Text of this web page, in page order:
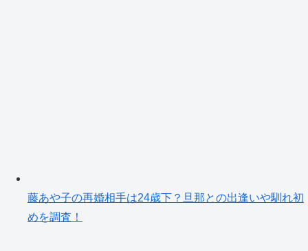
藤あや子の再婚相手は24歳下？旦那との出逢いや馴れ初
めを調査！